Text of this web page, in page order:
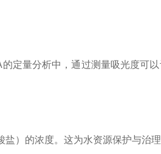
量分析中，通过测量吸光度可
的浓度。这为水资源保护与治理